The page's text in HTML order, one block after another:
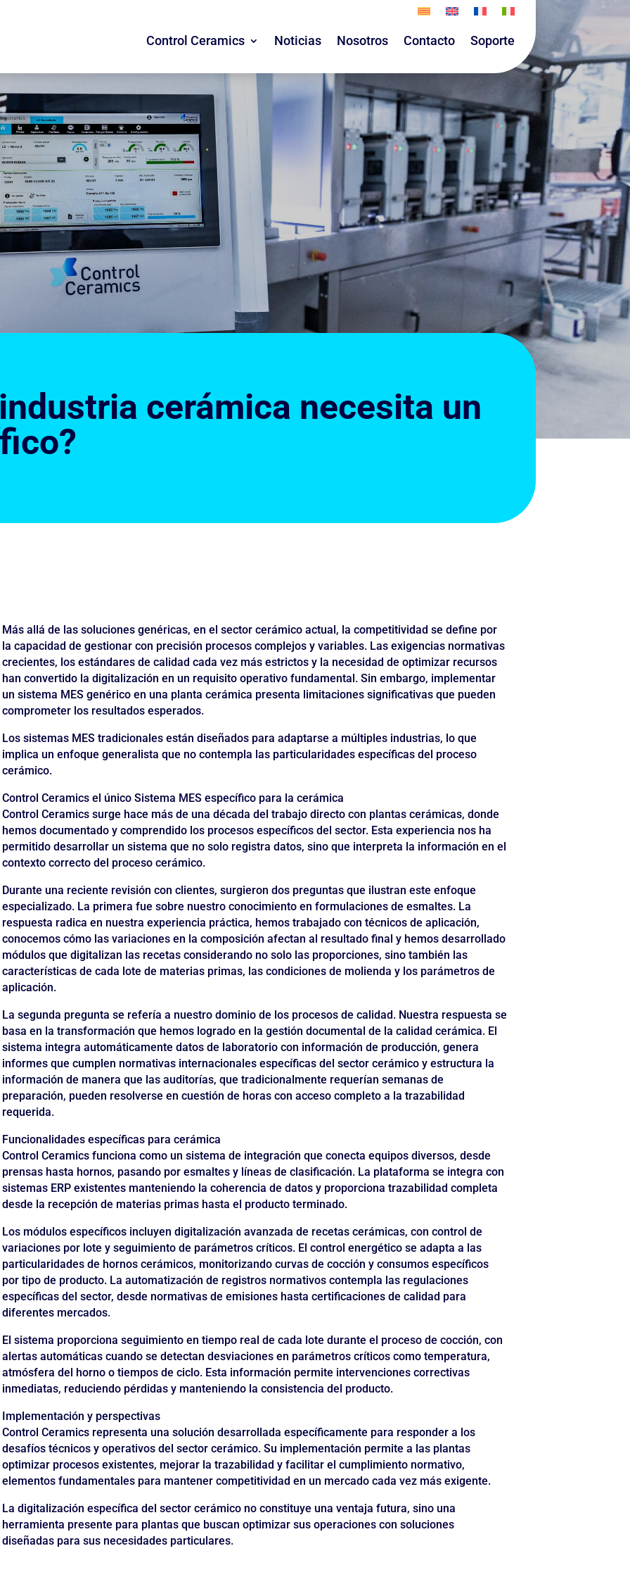
Control Ceramics Noticias Nosotros Contacto Soporte
cerámica necesita un
Más allá de las soluciones genéricas, en el sector cerámico actual, la competitividad se define por
la capacidad de gestionar con precisión procesos complejos y variables. Las exigencias normativas
crecientes, los estándares de calidad cada vez más estrictos y la necesidad de optimizar recursos
han convertido la digitalización en un requisito operativo fundamental. Sin embargo, implementar
un sistema MES genérico en una planta cerámica presenta limitaciones significativas que pueden
comprometer los resultados esperados.
Los sistemas MES tradicionales están diseñados para adaptarse a múltiples industrias, lo que
implica un enfoque generalista que no contempla las particularidades específicas del proceso
cerámico.
Control Ceramics el único Sistema MES específico para la cerámica
Control Ceramics surge hace más de una década del trabajo directo con plantas cerámicas, donde
hemos documentado y comprendido los procesos específicos del sector. Esta experiencia nos ha
permitido desarrollar un sistema que no solo registra datos, sino que interpreta la información en el
contexto correcto del proceso cerámico.
Durante una reciente revisión con clientes, surgieron dos preguntas que ilustran este enfoque
especializado. La primera fue sobre nuestro conocimiento en formulaciones de esmaltes. La
respuesta radica en nuestra experiencia práctica, hemos trabajado con técnicos de aplicación,
conocemos cómo las variaciones en la composición afectan al resultado final y hemos desarrollado
módulos que digitalizan las recetas considerando no solo las proporciones, sino también las
características de cada lote de materias primas, las condiciones de molienda y los parámetros de
aplicación.
La segunda pregunta se refería a nuestro dominio de los procesos de calidad. Nuestra respuesta se
basa en la transformación que hemos logrado en la gestión documental de la calidad cerámica. El
sistema integra automáticamente datos de laboratorio con información de producción, genera
informes que cumplen normativas internacionales específicas del sector cerámico y estructura la
información de manera que las auditorías, que tradicionalmente requerían semanas de
preparación, pueden resolverse en cuestión de horas con acceso completo a la trazabilidad
requerida.
Funcionalidades específicas para cerámica
Control Ceramics funciona como un sistema de integración que conecta equipos diversos, desde
prensas hasta hornos, pasando por esmaltes y líneas de clasificación. La plataforma se integra con
sistemas ERP existentes manteniendo la coherencia de datos y proporciona trazabilidad completa
desde la recepción de materias primas hasta el producto terminado.
Los módulos específicos incluyen digitalización avanzada de recetas cerámicas, con control de
variaciones por lote y seguimiento de parámetros críticos. El control energético se adapta a las
particularidades de hornos cerámicos, monitorizando curvas de cocción y consumos específicos
por tipo de producto. La automatización de registros normativos contempla las regulaciones
específicas del sector, desde normativas de emisiones hasta certificaciones de calidad para
diferentes mercados.
El sistema proporciona seguimiento en tiempo real de cada lote durante el proceso de cocción, con
alertas automáticas cuando se detectan desviaciones en parámetros críticos como temperatura,
atmósfera del horno o tiempos de ciclo. Esta información permite intervenciones correctivas
inmediatas, reduciendo pérdidas y manteniendo la consistencia del producto.
Implementación y perspectivas
Control Ceramics representa una solución desarrollada específicamente para responder a los
desafíos técnicos y operativos del sector cerámico. Su implementación permite a las plantas
optimizar procesos existentes, mejorar la trazabilidad y facilitar el cumplimiento normativo,
elementos fundamentales para mantener competitividad en un mercado cada vez más exigente.
La digitalización específica del sector cerámico no constituye una ventaja futura, sino una
herramienta presente para plantas que buscan optimizar sus operaciones con soluciones
diseñadas para sus necesidades particulares.